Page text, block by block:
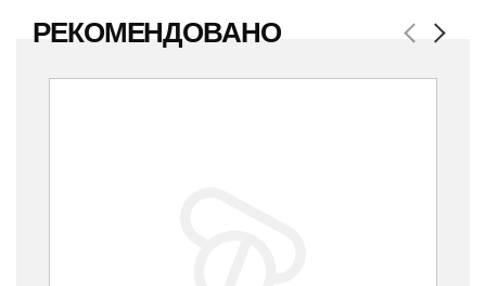
РЕКОМЕНДОВАНО Previous
Next